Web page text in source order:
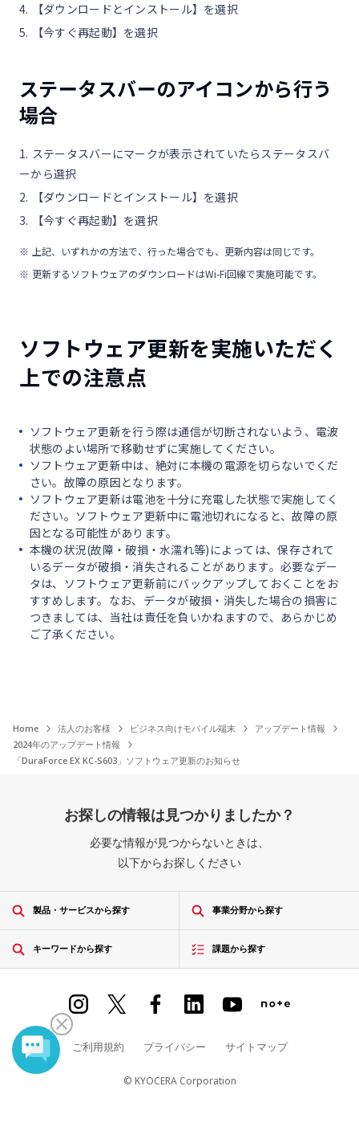
【ダウンロードとインストール】を選択
【今すぐ再起動】を選択
ステータスバーのアイコンから行う
場合
ステータスバーにマークが表示されていたらステータスバ
ーから選択
【ダウンロードとインストール】を選択
【今すぐ再起動】を選択
上記、いずれかの方法で、行った場合でも、更新内容は同じです。
更新するソフトウェアのダウンロードはWi-Fi回線で実施可能です。
ソフトウェア更新を実施いただく
上での注意点
ソフトウェア更新を行う際は通信が切断されないよう、電波
状態のよい場所で移動せずに実施してください。
ソフトウェア更新中は、絶対に本機の電源を切らないでくだ
さい。故障の原因となります。
ソフトウェア更新は電池を十分に充電した状態で実施してく
ださい。ソフトウェア更新中に電池切れになると、故障の原
因となる可能性があります。
本機の状況(故障・破損・水濡れ等)によっては、保存されて
いるデータが破損・消失されることがあります。必要なデー
タは、ソフトウェア更新前にバックアップしておくことをお
すすめします。なお、データが破損・消失した場合の損害に
つきましては、当社は責任を負いかねますので、あらかじめ
ご了承ください。
Home 法人のお客様 ビジネス向けモバイル端末
アップデート情報
2024年のアップデート情報
「DuraForce EX KC-S603」ソフトウェア更新のお知らせ
お探しの情報は見つかりましたか？
必要な情報が見つからないときは、
以下からお探しください
製品・サービスから探す 事業分野から探す
キーワードから探す 課題から探す
ご利用規約 プライバシー サイトマップ
© KYOCERA Corporation